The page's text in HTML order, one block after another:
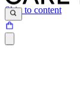
Skip to content